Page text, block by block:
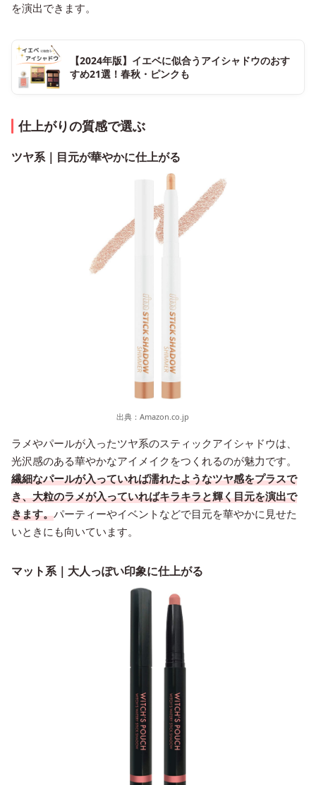
を演出できます。
【2024年版】イエベに似合うアイシャドウのおす
すめ21選！春秋・ピンクも
仕上がりの質感で選ぶ
ツヤ系｜目元が華やかに仕上がる
出典： Amazon.co.jp
ラメやパールが入ったツヤ系のスティックアイシャドウは、
光沢感のある華やかなアイメイクをつくれるのが魅力です。
繊細なパールが入っていれば濡れたようなツヤ感をプラスで
き、大粒のラメが入っていればキラキラと輝く目元を演出で
きます。パーティーやイベントなどで目元を華やかに見せた
いときにも向いています。
マット系｜大人っぽい印象に仕上がる